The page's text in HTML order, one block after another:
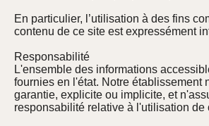
En particulier, l’utilisation à des fins
contenu de ce site est expressément
Responsabilité
L'ensemble des informations
fournies en l'état. Notre établissement
garantie, explicite ou implicite, et
responsabilité relative à l'utilisation de